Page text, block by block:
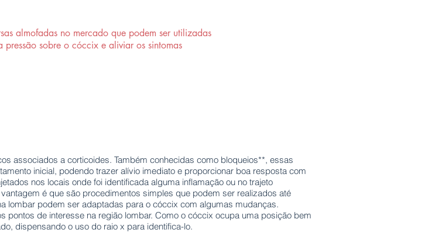
almofadas no mercado que podem ser utilizadas
pressão sobre o cóccix e aliviar os sintomas
associados a corticoides. Também conhecidas como bloqueios**, essas
inicial, podendo trazer alívio imediato e proporcionar boa resposta com
nos locais onde foi identificada alguma inflamação ou no trajeto
é que são procedimentos simples que podem ser realizados até
lombar podem ser adaptadas para o cóccix com algumas mudanças.
pontos de interesse na região lombar. Como o cóccix ocupa uma posição bem
dispensando o uso do raio x para identifica-lo.